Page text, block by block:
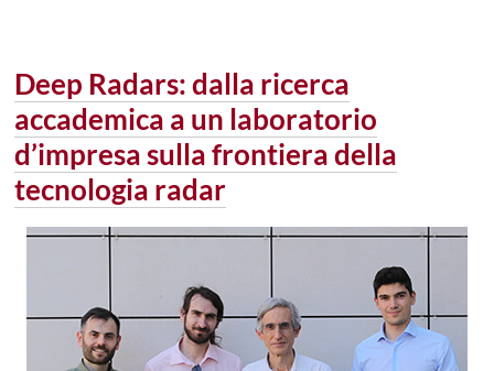
Deep Radars: dalla ricerca
accademica a un laboratorio
d’impresa sulla frontiera della
tecnologia radar